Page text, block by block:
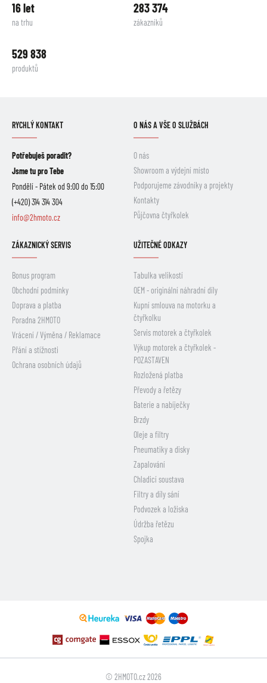
16 let
na trhu
283 374
zákazníků
529 838
produktů
RYCHLÝ KONTAKT
Potřebuješ poradit?
Jsme tu pro Tebe
Pondělí - Pátek od 9:00 do 15:00
(+420) 314 314 304
info@2hmoto.cz
O NÁS A VŠE O SLUŽBÁCH
O nás
Showroom a výdejní místo
Podporujeme závodníky a projekty
Kontakty
Půjčovna čtyřkolek
ZÁKAZNICKÝ SERVIS
Bonus program
Obchodní podmínky
Doprava a platba
Poradna 2HMOTO
Vrácení / Výměna / Reklamace
Přání a stížnosti
Ochrana osobních údajů
UŽITEČNÉ ODKAZY
Tabulka velikostí
OEM - originální náhradní díly
Kupní smlouva na motorku a
čtyřkolku
Servis motorek a čtyřkolek
Výkup motorek a čtyřkolek -
POZASTAVEN
Rozložená platba
Převody a řetězy
Baterie a nabíječky
Brzdy
Oleje a filtry
Pneumatiky a disky
Zapalování
Chladicí soustava
Filtry a díly sání
Podvozek a ložiska
Údržba řetězu
Spojka
© 2HMOTO.cz 2026